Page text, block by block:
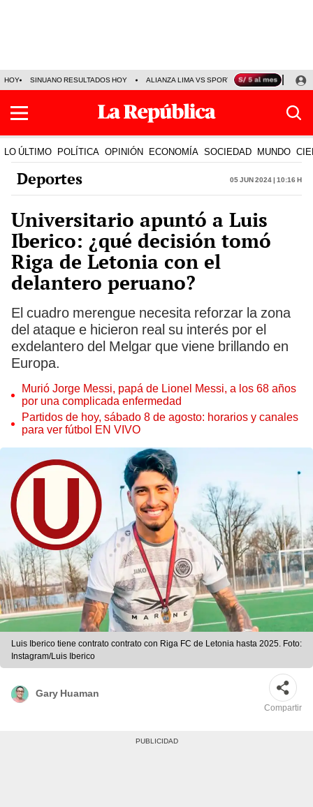
HOY SINUANO RESULTADOS HOY ALIANZA LIMA VS SPORT BOYS JORGE
LO ÚLTIMO POLÍTICA OPINIÓN ECONOMÍA SOCIEDAD MUNDO
Deportes 05 Jun 2024 | 10:16 h
Universitario apuntó a Luis
Iberico: ¿qué decisión tomó
Riga de Letonia con el
delantero peruano?
El cuadro merengue necesita reforzar la zona
del ataque e hicieron real su interés por el
exdelantero del Melgar que viene brillando en
Europa.
Murió Jorge Messi, papá de Lionel Messi, a los 68 años
por una complicada enfermedad
Partidos de hoy, sábado 8 de agosto: horarios y canales
para ver fútbol EN VIVO
Luis Iberico tiene contrato contrato con Riga FC de Letonia hasta 2025. Foto:
Instagram/Luis Iberico
Gary Huaman
Compartir